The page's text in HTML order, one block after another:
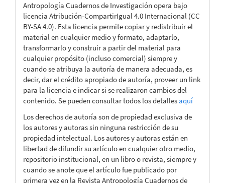
Antropología Cuadernos de Investigación opera bajo
licencia Atribución-CompartirIgual 4.0 Internacional (CC
BY-SA 4.0). Esta licencia permite copiar y redistribuir el
material en cualquier medio y formato, adaptarlo,
transformarlo y construir a partir del material para
cualquier propósito (incluso comercial) siempre y
cuando se atribuya la autoría de manera adecuada, es
decir, dar el crédito apropiado de autoría, proveer un link
para la licencia e indicar si se realizaron cambios del
contenido. Se pueden consultar todos los detallesaquí
Los derechos de autoría son de propiedad exclusiva de
los autores y autoras sin ninguna restricción de su
propiedad intelectual. Los autores y autoras están en
libertad de difundir su artículo en cualquier otro medio,
repositorio institucional, en un libro o revista, siempre y
cuando se anote que el artículo fue publicado por
primera vez en la Revista Antropología Cuadernos de